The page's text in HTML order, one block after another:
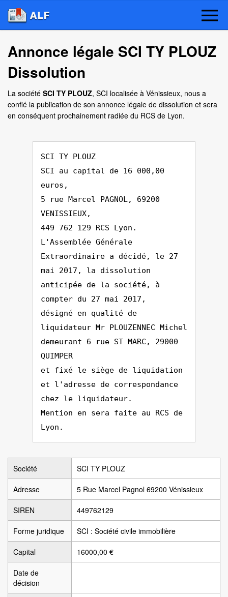
Annonce légale SCI TY PLOUZ
Dissolution
La société SCI TY PLOUZ, SCI localisée à Vénissieux, nous a
confié la publication de son annonce légale de dissolution et sera
en conséquent prochainement radiée du RCS de Lyon.
SCI TY PLOUZ
SCI au capital de 16 000,00
euros,
5 rue Marcel PAGNOL, 69200
VENISSIEUX,
449 762 129 RCS Lyon.
L'Assemblée Générale
Extraordinaire a décidé, le 27
mai 2017, la dissolution
anticipée de la société, à
compter du 27 mai 2017,
désigné en qualité de
liquidateur Mr PLOUZENNEC Michel
demeurant 6 rue ST MARC, 29000
QUIMPER
et fixé le siège de liquidation
et l'adresse de correspondance
chez le liquidateur.
Mention en sera faite au RCS de
Lyon.
Société SCI TY PLOUZ
Adresse 5 Rue Marcel Pagnol 69200 Vénissieux
SIREN 449762129
Forme juridique SCI : Société civile immobilière
Capital 16000,00 €
Date de
décision